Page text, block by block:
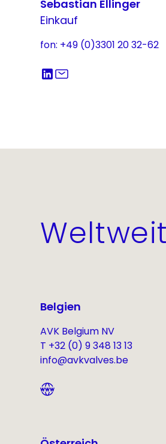
Sebastian Ellinger
Einkauf
fon: +49 (0)3301 20 32-62
Belgien
AVK Belgium NV
T +32 (0) 9 348 13 13
info@avkvalves.be